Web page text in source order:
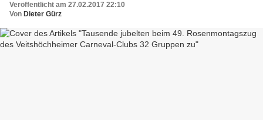
Veröffentlicht am 27.02.2017 22:10
Von Dieter Gürz